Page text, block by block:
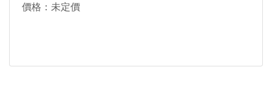
價格：未定價